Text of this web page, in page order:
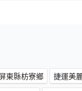
東縣枋寮鄉 捷運美